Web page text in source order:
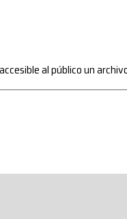
al público un